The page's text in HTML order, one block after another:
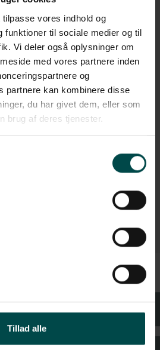
vores indhold og
funktioner til sociale medier og til
Vi deler også oplysninger om
med vores partnere inden
og
partnere kan kombinere disse
du har givet dem, eller som
brug af deres tjenester.
Tillad alle
Oprulning
Udvendig
Fra1.285,00 kr.
ex.moms
pr kasse(r)
kr.
kr.)
Læg i kurv